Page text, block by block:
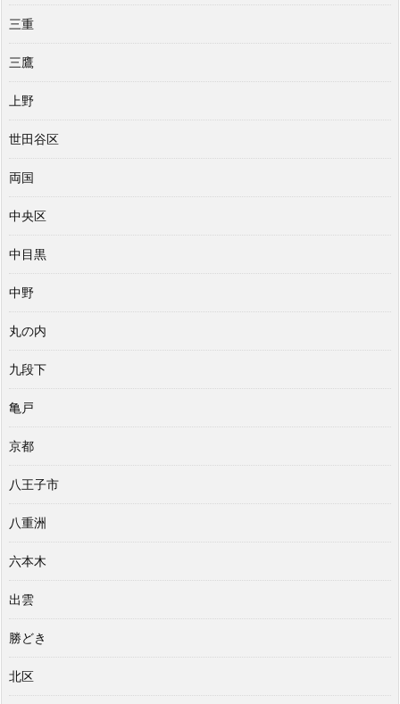
三重
三鷹
上野
世田谷区
両国
中央区
中目黒
中野
丸の内
九段下
亀戸
京都
八王子市
八重洲
六本木
出雲
勝どき
北区